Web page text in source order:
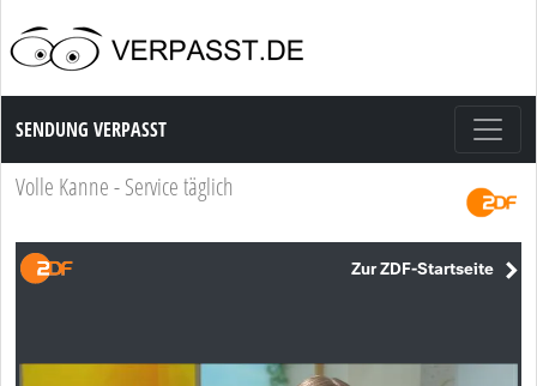
Sendung Verpasst
SENDUNG VERPASST
Volle Kanne - Service täglich